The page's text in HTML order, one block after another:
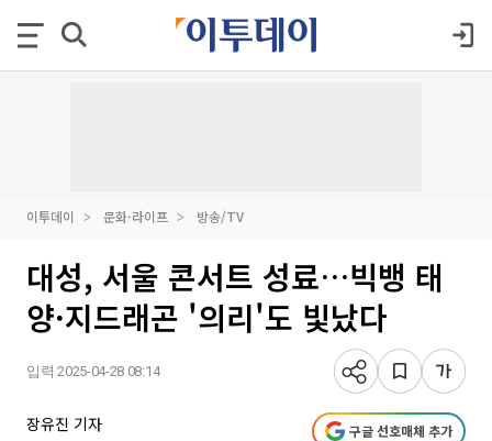
이투데이 문화·라이프 방송/TV
대성, 서울 콘서트 성료…빅뱅 태
양·지드래곤 '의리'도 빛났다
입력 2025-04-28 08:14
장유진 기자 구글 선호매체 추가